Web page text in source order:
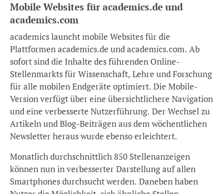
Mobile Websites für academics.de und
academics.com
academics launcht mobile Websites für die
Plattformen academics.de und academics.com. Ab
sofort sind die Inhalte des führenden Online-
Stellenmarkts für Wissenschaft, Lehre und Forschung
für alle mobilen Endgeräte optimiert. Die Mobile-
Version verfügt über eine übersichtlichere Navigation
und eine verbesserte Nutzerführung. Der Wechsel zu
Artikeln und Blog-Beiträgen aus dem wöchentlichen
Newsletter heraus wurde ebenso erleichtert.
Monatlich durchschnittlich 850 Stellenanzeigen
können nun in verbesserter Darstellung auf allen
Smartphones durchsucht werden. Daneben haben